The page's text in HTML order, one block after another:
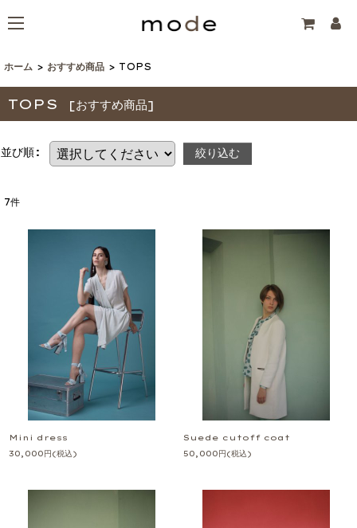
ホーム > おすすめ商品 > TOPS
TOPS [おすすめ商品]
並び順: 絞り込む
7件
Mini dress
30,000円(税込)
Suede cutoff coat
50,000円(税込)